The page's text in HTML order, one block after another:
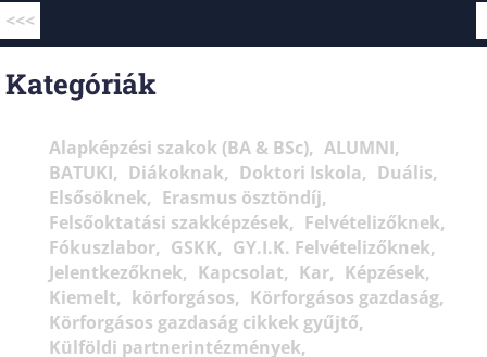
<<<
Kategóriák
Alapképzési szakok (BA & BSc)
ALUMNI
BATUKI
Diákoknak Doktori Iskola
Duális
Elsősöknek
Erasmus ösztöndíj
Felsőoktatási szakképzések
Felvételizőknek
Fókuszlabor
GSKK
GY.I.K. Felvételizőknek
Jelentkezőknek
Kapcsolat Kar
Képzések
Kiemelt
körforgásos
Körforgásos gazdaság
Körforgásos gazdaság cikkek gyűjtő
Külföldi partnerintézmények